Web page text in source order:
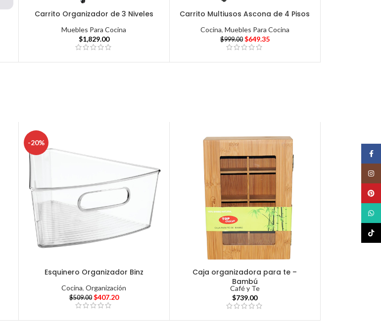
Carrito Organizador de 3 Niveles
Muebles Para Cocina
$1,829.00
Carrito Multiusos Ascona de 4 Pisos
Cocina, Muebles Para Cocina
$999.00 $649.35
-20%
Esquinero Organizador Binz
Cocina,Organización
$509.00 $407.20
Caja organizadora para te –
Bambú
Café y Te
$739.00